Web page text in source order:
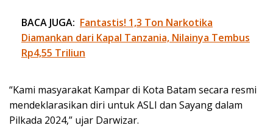
BACA JUGA: Fantastis! 1,3 Ton Narkotika
Diamankan dari Kapal Tanzania, Nilainya Tembus
Rp4,55 Triliun
“Kami masyarakat Kampar di Kota Batam secara resmi
mendeklarasikan diri untuk ASLI dan Sayang dalam
Pilkada 2024,” ujar Darwizar.